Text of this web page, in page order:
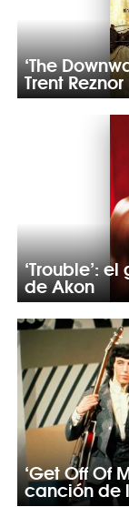
‘The
Trent Reznor
‘Trouble’:
de Akon
‘Get Off Of
canción de